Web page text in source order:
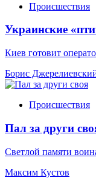
Происшествия
Украинские
Киев готовит
Борис
Происшествия
Пал за други
Светлой памяти
Максим Кустов